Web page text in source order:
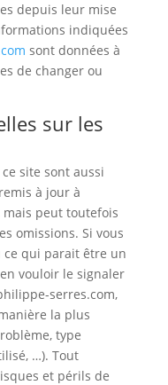
depuis leur mise
indiquées
sont données à
de changer ou
sur les
site sont aussi
à jour à
mais peut toutefois
omissions. Si vous
ce qui parait être un
vouloir le signaler
serres.com,
la plus
type
…). Tout
et périls de